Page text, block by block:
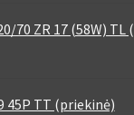
70 ZR 17 (58W) TL
45P TT (priekinė)